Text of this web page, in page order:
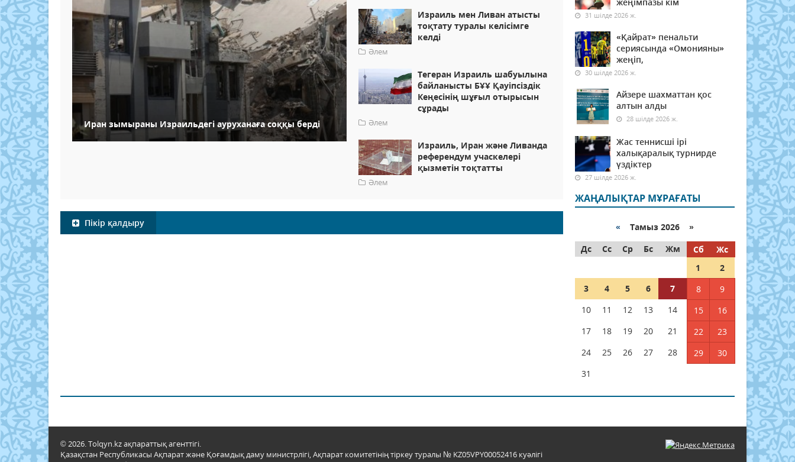
Иран зымыраны Израильдегі ауруханаға соққы берді
Израиль мен Ливан атысты
тоқтату туралы келісімге
келді
Әлем
Тегеран Израиль шабуылына
байланысты БҰҰ Қауіпсіздік
Кеңесінің шұғыл отырысын
сұрады
Әлем
Израиль, Иран және Ливанда
референдум учаскелері
қызметін тоқтатты
Әлем
Пікір қалдыру
31 шілде 2026 ж.
«Қайрат» пенальти
сериясында «Омонияны»
жеңіп,
30 шілде 2026 ж.
Айзере шахматтан қос
алтын алды
28 шілде 2026 ж.
Жас теннисші ірі
халықаралық турнирде
үздіктер
27 шілде 2026 ж.
ЖАҢАЛЫҚТАР МҰРАҒАТЫ
« Тамыз 2026 »
Дс
Сс Ср Бс Жм Сб
Жс
1
2
3
4 5 6 7 8
9
10
11 12 13 14 15
16
17
18 19 20 21 22
23
24
25 26 27 28 29
30
31
© 2026. Tolqyn.kz ақпараттық агенттігі.
Қазақстан Республикасы Ақпарат және Қоғамдық даму министрлігі, Ақпарат комитетінің тіркеу туралы № KZ05VPY00052416 куәлігі